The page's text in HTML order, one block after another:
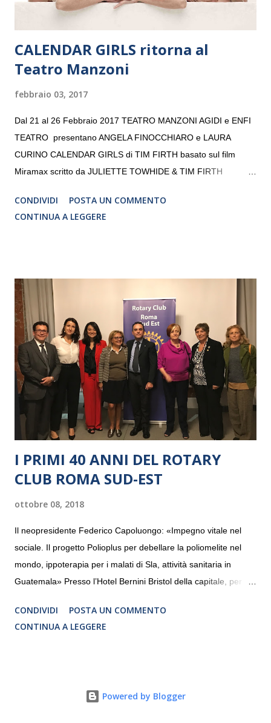
CALENDAR GIRLS ritorna al
Teatro Manzoni
febbraio 03, 2017
Dal 21 al 26 Febbraio 2017 TEATRO MANZONI AGIDI e ENFI
TEATRO presentano ANGELA FINOCCHIARO e LAURA
CURINO CALENDAR GIRLS di TIM FIRTH basato sul film
Miramax scritto da JULIETTE TOWHIDE & TIM FIRTH
CRISTINA PEZZOLI
CONDIVIDI
POSTA UN COMMENTO
CONTINUA A LEGGERE
I PRIMI 40 ANNI DEL ROTARY
CLUB ROMA SUD-EST
ottobre 08, 2018
Il neopresidente Federico Capoluongo: «Impegno vitale nel
sociale. Il progetto Polioplus per debellare la poliomelite nel
mondo, ippoterapia per i malati di Sla, attività sanitaria in
Guatemala» Presso l’Hotel Bernini Bristol della capitale, per la
programmazione del Rotary Club Roma Sud-Est che festeggia
i quaranta anni di attività. Un’occasione per raccontare al
riguardano sia il territorio che le missioni all’estero in paesi in
CONDIVIDI
POSTA UN COMMENTO
CONTINUA A LEGGERE
Powered by Blogger